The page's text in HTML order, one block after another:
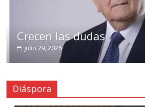
Crecen las dudas
julio 29, 2026
Diáspora